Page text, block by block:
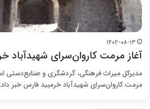
۱۴۰۲-۰۸-۱۳
آغاز مرمت کاروان‌سرای شهیدآباد
مدیرکل میراث فرهنگی، گردشگری و صنایع‌دستی
مرمت کاروان‌سرای شهیدآباد خرمبید فارس خبر